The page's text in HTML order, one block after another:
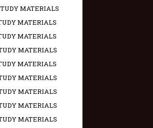
MATERIALS
MATERIALS
MATERIALS
MATERIALS
MATERIALS
MATERIALS
MATERIALS
MATERIALS
MATERIALS